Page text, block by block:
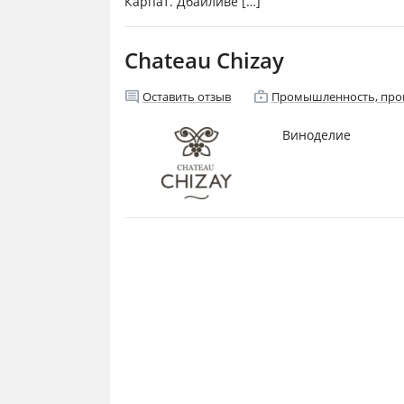
Chateau Chizay
comment Оставить отзыв enterprise Промышленность,
Виноделие